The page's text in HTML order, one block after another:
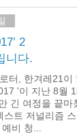
2
니다.
터, 한겨레21이
'이 지난 8월
긴 여정을 끝마
스트 저널리즘
비 청...